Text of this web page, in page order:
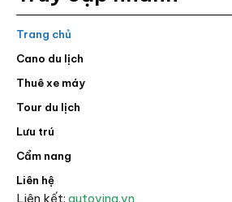
Trang chủ
Cano du lịch
Thuê xe máy
Tour du lịch
Lưu trú
Cẩm nang
Liên hệ
Liên kết: autovina.vn